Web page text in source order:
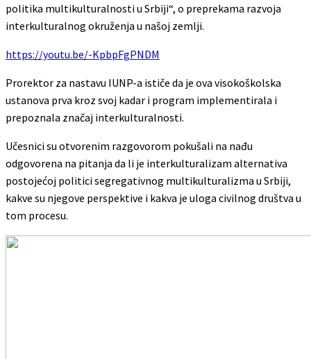
politika multikulturalnosti u Srbiji“, o preprekama razvoja
interkulturalnog okruženja u našoj zemlji.
https://youtu.be/-KpbpFgPNDM
Prorektor za nastavu IUNP-a ističe da je ova visokoškolska
ustanova prva kroz svoj kadar i program implementirala i
prepoznala značaj interkulturalnosti.
Učesnici su otvorenim razgovorom pokušali na nađu
odgovorena na pitanja da li je interkulturalizam alternativa
postojećoj politici segregativnog multikulturalizma u Srbiji,
kakve su njegove perspektive i kakva je uloga civilnog društva u
tom procesu.